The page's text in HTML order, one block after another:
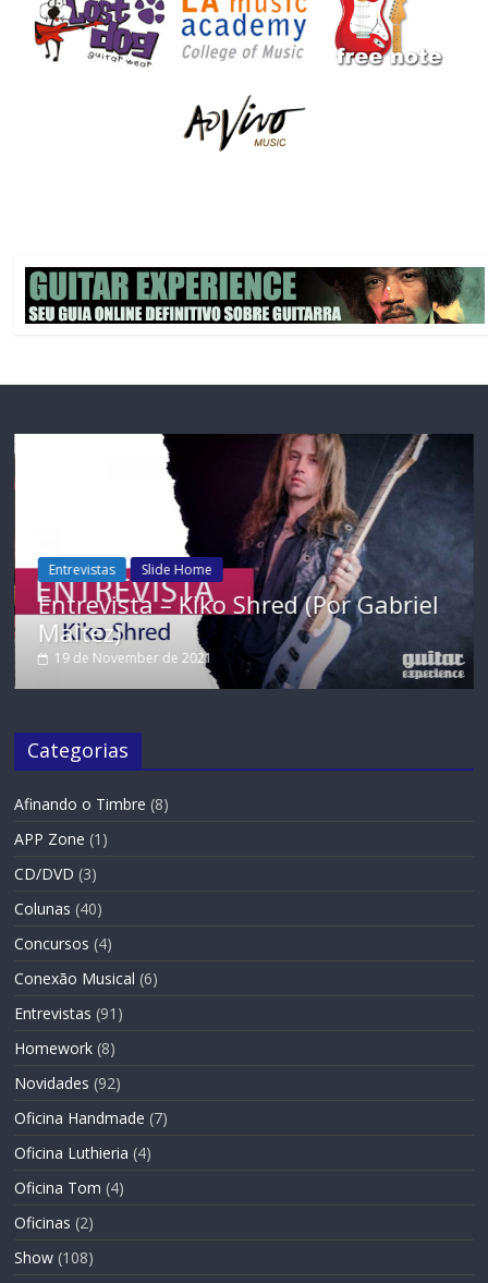
Entrevistas Slide Home
Entrevista – Kiko Shred (Por Gabriel
Maltez)
19 de November de 2021
Categorias
Afinando o Timbre (8)
APP Zone (1)
CD/DVD (3)
Colunas (40)
Concursos (4)
Conexão Musical (6)
Entrevistas (91)
Homework (8)
Novidades (92)
Oficina Handmade (7)
Oficina Luthieria (4)
Oficina Tom (4)
Oficinas (2)
Show (108)